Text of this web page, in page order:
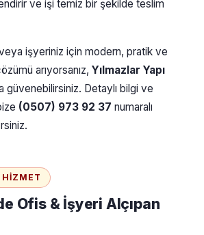
ve işi temiz bir şekilde teslim
işyeriniz için modern, pratik ve
arıyorsanız, Yılmazlar Yapı
güvenebilirsiniz. Detaylı bilgi ve
(0507) 973 92 37 numaralı
HIZMET
Ofis & İşyeri Alçıpan